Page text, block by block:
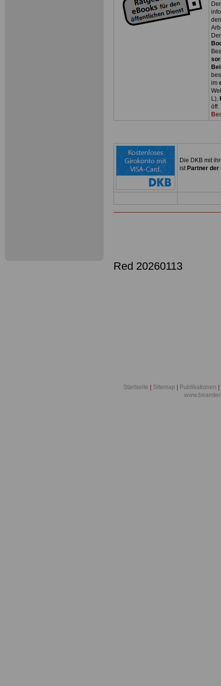
im
L),
öff.
Die DKB mit
ist Partner der
Red 20260113
Startseite Sitemap Publikationen